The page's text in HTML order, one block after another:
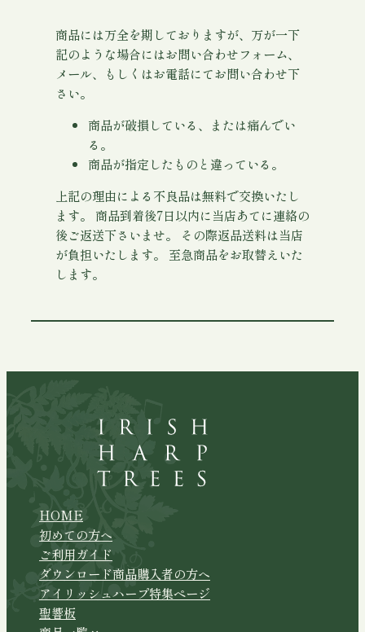
商品には万全を期しておりますが、万が一下
記のような場合にはお問い合わせフォーム、
メール、もしくはお電話にてお問い合わせ下
さい。
商品が破損している、または痛んでい
る。
商品が指定したものと違っている。
上記の理由による不良品は無料で交換いたし
ます。 商品到着後7日以内に当店あてに連絡の
後ご返送下さいませ。 その際返品送料は当店
が負担いたします。 至急商品をお取替えいた
します。
HOME
初めての方へ
ご利用ガイド
ダウンロード商品購入者の方へ
アイリッシュハープ特集ページ
聖響板